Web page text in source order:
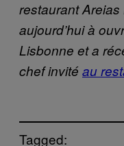
restaurant
aujourd’hui à
Lisbonne et a
chef invité au
Tagged: